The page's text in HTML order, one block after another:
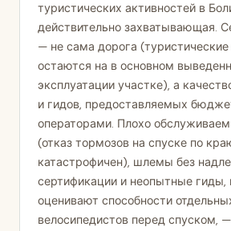
туристических активностей в
действительно захватывающая.
— не сама дорога (туристические
остаются на в основном
эксплуатации участке), а
и гидов, предоставляемых
операторами. Плохо
(отказ тормозов на спуске по
катастрофичен), шлемы без
сертификации и неопытные гиды,
оценивают способности
велосипедистов перед спуском, —